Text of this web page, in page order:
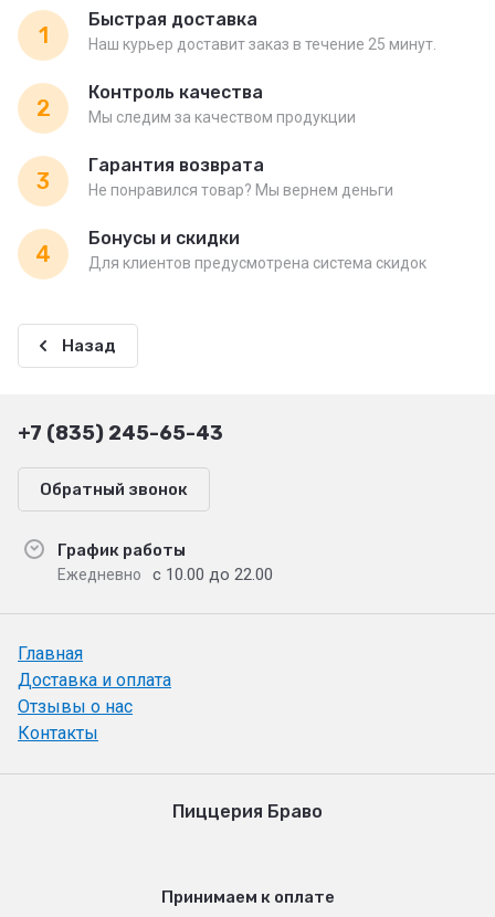
1
Быстрая доставка
Наш курьер доставит заказ в течение 25 минут.
2
Контроль качества
Мы следим за качеством продукции
3
Гарантия возврата
Не понравился товар? Мы вернем деньги
4
Бонусы и скидки
Для клиентов предусмотрена система скидок
Назад
+7 (835) 245-65-43
Обратный звонок
График работы
Ежедневно с 10.00 до 22.00
Главная
Доставка и оплата
Отзывы о нас
Контакты
Пиццерия Браво
Принимаем к оплате